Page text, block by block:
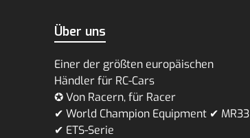
Über uns
Einer der größten europäischen
Händler für RC-Cars
✪ Von Racern, für Racer
✔ World Champion Equipment ✔ MR33
✔ ETS-Serie